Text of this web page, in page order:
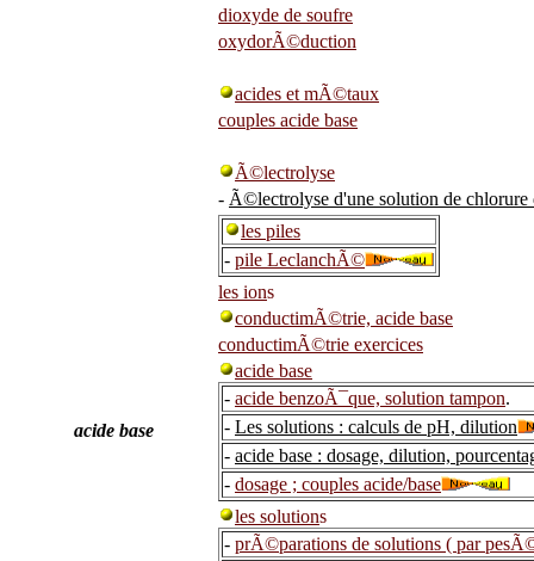
dioxyde de soufre
oxydorÃ©duction
acides et mÃ©taux
couples acide base
Ã©lectrolyse
- Ã©lectrolyse d'une solution de chlorure
les piles
- pile LeclanchÃ©
les ions
conductimÃ©trie, acide base
conductimÃ©trie exercices
acide base
acide base
- acide benzoÃ¯que, solution tampon.
- Les solutions : calculs de pH, dilution
- acide base : dosage, dilution,
- dosage ; couples acide/base
les solutions
- prÃ©parations de solutions ( par